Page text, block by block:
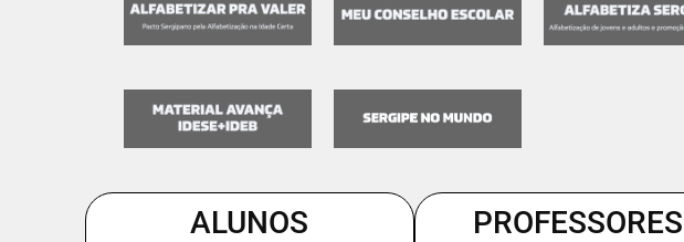
ALUNOS PROFESSORES